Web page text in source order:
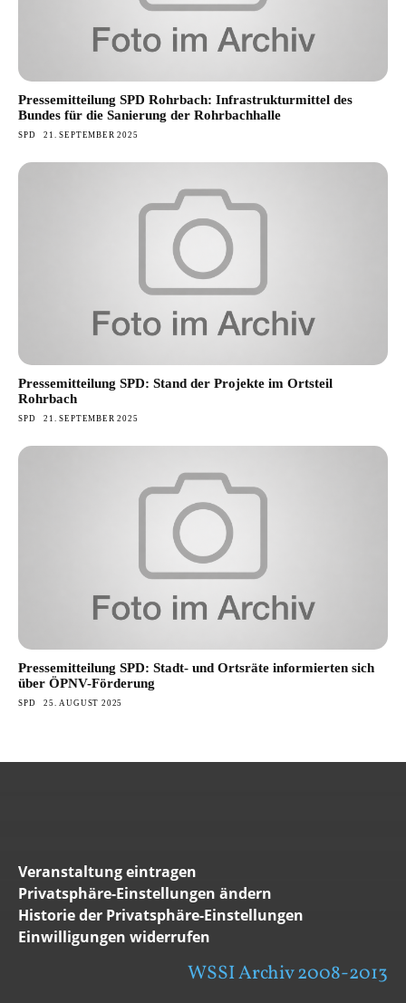
Pressemitteilung SPD Rohrbach: Infrastrukturmittel des
Bundes für die Sanierung der Rohrbachhalle
SPD 21. SEPTEMBER 2025
Pressemitteilung SPD: Stand der Projekte im Ortsteil
Rohrbach
SPD 21. SEPTEMBER 2025
Pressemitteilung SPD: Stadt- und Ortsräte informierten sich
über ÖPNV-Förderung
SPD 25. AUGUST 2025
Veranstaltung eintragen
Privatsphäre-Einstellungen ändern
Historie der Privatsphäre-Einstellungen
Einwilligungen widerrufen
WSSI Archiv 2008-2013